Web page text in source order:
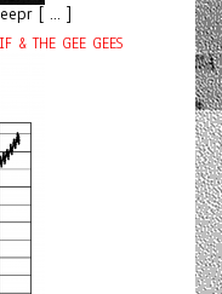
[ ... ]
& THE GEE GEES